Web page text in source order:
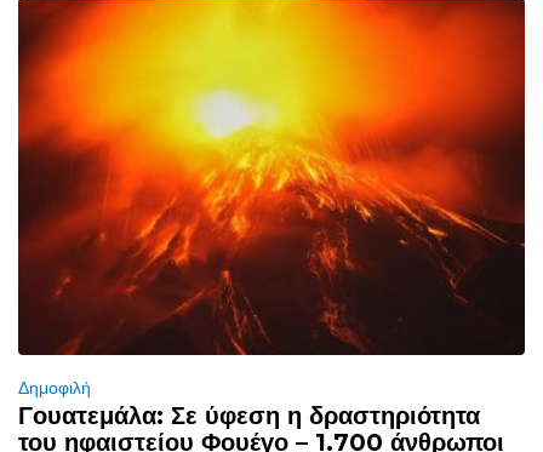
Δημοφιλή
Γουατεμάλα: Σε ύφεση η δραστηριότητα
του ηφαιστείου Φουέγο – 1.700 άνθρωποι